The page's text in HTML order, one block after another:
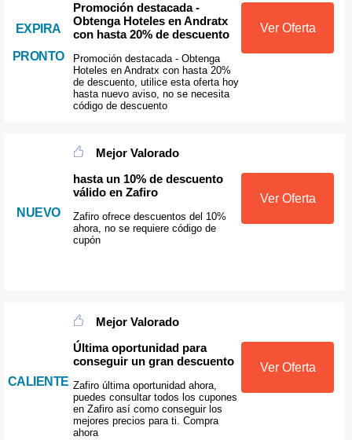
EXPIRA
PRONTO
Promoción destacada -
Obtenga Hoteles en Andratx
con hasta 20% de descuento
Promoción destacada - Obtenga
Hoteles en Andratx con hasta 20%
de descuento, utilice esta oferta hoy
hasta nuevo aviso, no se necesita
código de descuento
Ver Oferta
NUEVO
Mejor Valorado
hasta un 10% de descuento
válido en Zafiro
Zafiro ofrece descuentos del 10%
ahora, no se requiere código de
cupón
Ver Oferta
CALIENTE
Mejor Valorado
Última oportunidad para
conseguir un gran descuento
Zafiro última oportunidad ahora,
puedes consultar todos los cupones
en Zafiro así como conseguir los
mejores precios para ti. Compra
ahora
Ver Oferta